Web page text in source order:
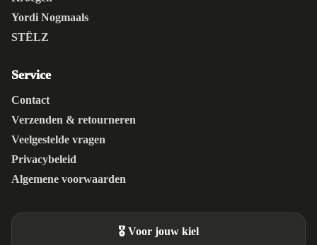
Yordi Nogmaals
STËLZ
Service
Contact
Verzenden & retourneren
Veelgestelde vragen
Privacybeleid
Algemene voorwaarden
🎖️ Voor jouw kiel